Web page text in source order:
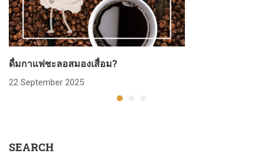
ดื่มกาแฟชะลอสมองเสื่อม?
22 September 2025
SEARCH